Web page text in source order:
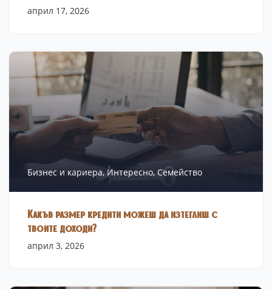
април 17, 2026
Бизнес и кариера, Интересно, Семейство
Какъв размер кредити можеш да изтеглиш с
твоите доходи?
април 3, 2026